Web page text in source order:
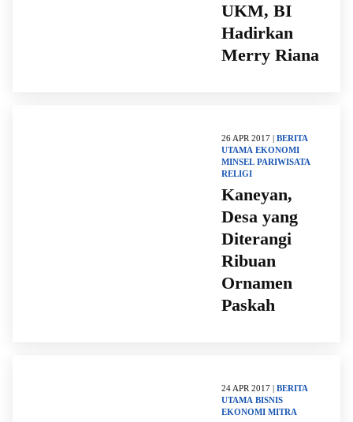
UKM, BI
Hadirkan
Merry Riana
26 APR 2017 | BERITA
UTAMA EKONOMI
MINSEL PARIWISATA
RELIGI
Kaneyan,
Desa yang
Diterangi
Ribuan
Ornamen
Paskah
24 APR 2017 | BERITA
UTAMA BISNIS
EKONOMI MITRA